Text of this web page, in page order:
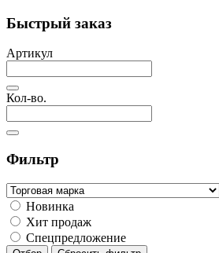
Быстрый заказ
Артикул
Кол-во.
Фильтр
Новинка
Хит продаж
Спецпредложение